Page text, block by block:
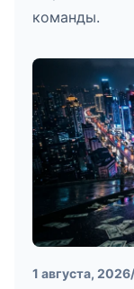
команды.
1 августа, 2026/